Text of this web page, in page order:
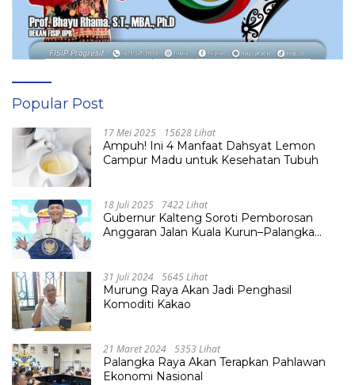
Popular Post
17 Mei 2025 15628 Lihat
Ampuh! Ini 4 Manfaat Dahsyat Lemon
Campur Madu untuk Kesehatan Tubuh
18 Juli 2025 7422 Lihat
Gubernur Kalteng Soroti Pemborosan
Anggaran Jalan Kuala Kurun–Palangka
31 Juli 2024 5645 Lihat
Murung Raya Akan Jadi Penghasil
Komoditi Kakao
21 Maret 2024 5353 Lihat
Palangka Raya Akan Terapkan Pahlawan
Ekonomi Nasional